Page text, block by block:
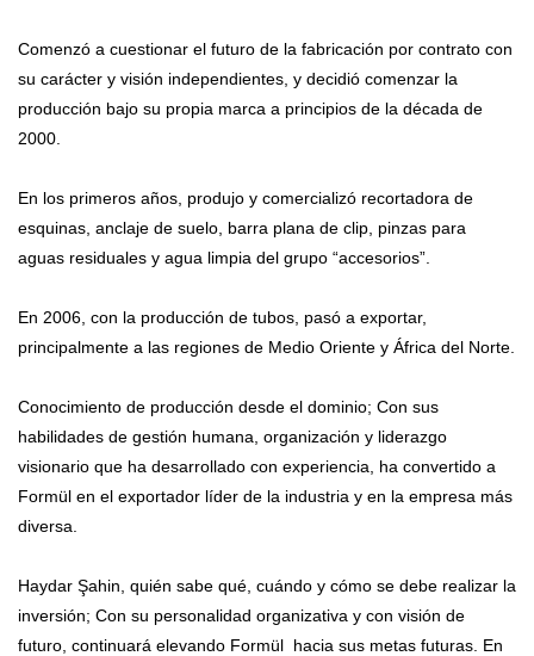
Comenzó a cuestionar el futuro de la fabricación por contrato con
su carácter y visión independientes, y decidió comenzar la
producción bajo su propia marca a principios de la década de
2000.
En los primeros años, produjo y comercializó recortadora de
esquinas, anclaje de suelo, barra plana de clip, pinzas para
aguas residuales y agua limpia del grupo “accesorios”.
En 2006, con la producción de tubos, pasó a exportar,
principalmente a las regiones de Medio Oriente y África del Norte.
Conocimiento de producción desde el dominio; Con sus
habilidades de gestión humana, organización y liderazgo
visionario que ha desarrollado con experiencia, ha convertido a
Formül en el exportador líder de la industria y en la empresa más
diversa.
Haydar Şahin, quién sabe qué, cuándo y cómo se debe realizar la
inversión; Con su personalidad organizativa y con visión de
futuro, continuará elevando Formül hacia sus metas futuras. En